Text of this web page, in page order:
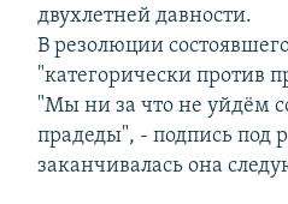
двухлетней давности.
В резолюции
"категорически против
"Мы ни за что не уйдём
прадеды", - подпись под
заканчивалась она